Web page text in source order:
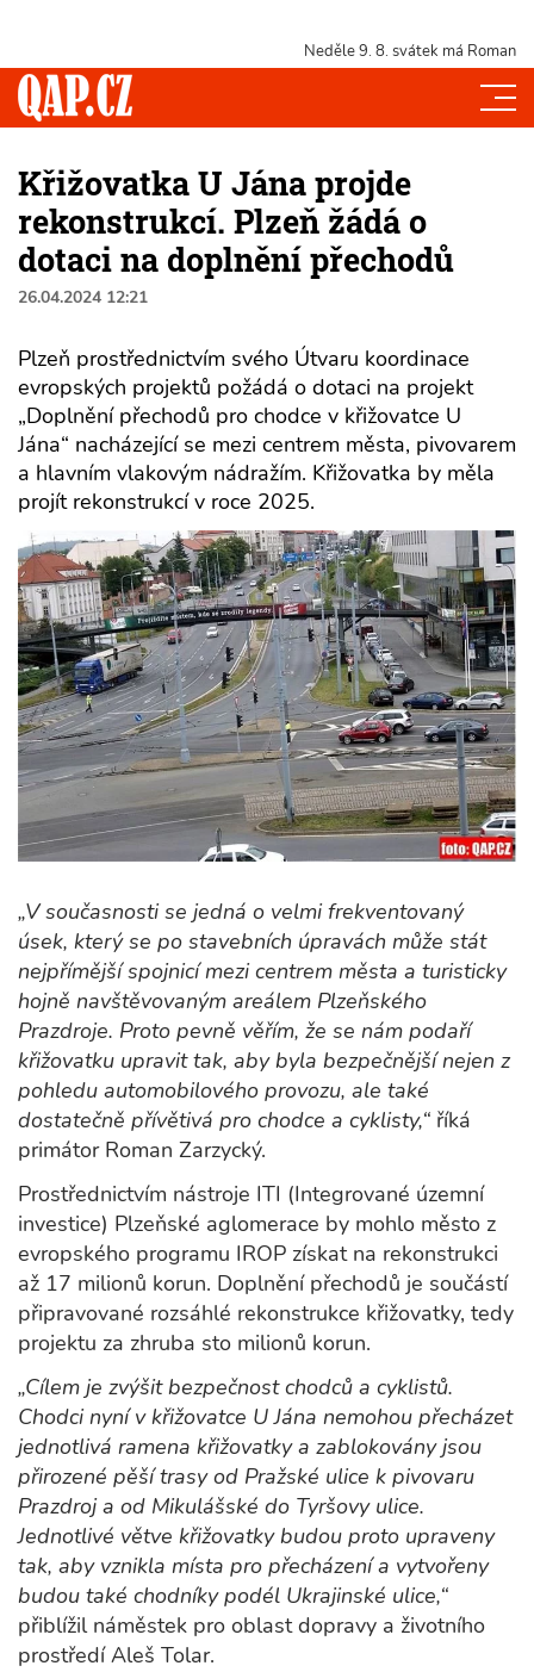
Neděle 9. 8. svátek má Roman
Křižovatka U Jána projde
rekonstrukcí. Plzeň žádá o
dotaci na doplnění přechodů
26.04.2024 12:21
Plzeň prostřednictvím svého Útvaru koordinace
evropských projektů požádá o dotaci na projekt
„Doplnění přechodů pro chodce v křižovatce U
Jána“ nacházející se mezi centrem města, pivovarem
a hlavním vlakovým nádražím. Křižovatka by měla
projít rekonstrukcí v roce 2025.
„V současnosti se jedná o velmi frekventovaný
úsek, který se po stavebních úpravách může stát
nejpřímější spojnicí mezi centrem města a turisticky
hojně navštěvovaným areálem Plzeňského
Prazdroje. Proto pevně věřím, že se nám podaří
křižovatku upravit tak, aby byla bezpečnější nejen z
pohledu automobilového provozu, ale také
dostatečně přívětivá pro chodce a cyklisty,“ říká
primátor Roman Zarzycký.
Prostřednictvím nástroje ITI (Integrované územní
investice) Plzeňské aglomerace by mohlo město z
evropského programu IROP získat na rekonstrukci
až 17 milionů korun. Doplnění přechodů je součástí
připravované rozsáhlé rekonstrukce křižovatky, tedy
projektu za zhruba sto milionů korun.
„Cílem je zvýšit bezpečnost chodců a cyklistů.
Chodci nyní v křižovatce U Jána nemohou přecházet
jednotlivá ramena křižovatky a zablokovány jsou
přirozené pěší trasy od Pražské ulice k pivovaru
Prazdroj a od Mikulášské do Tyršovy ulice.
Jednotlivé větve křižovatky budou proto upraveny
tak, aby vznikla místa pro přecházení a vytvořeny
budou také chodníky podél Ukrajinské ulice,“
přiblížil náměstek pro oblast dopravy a životního
prostředí Aleš Tolar.